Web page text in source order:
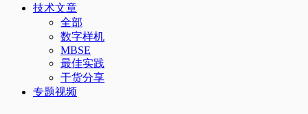
技术文章
全部
数字样机
MBSE
最佳实践
干货分享
专题视频